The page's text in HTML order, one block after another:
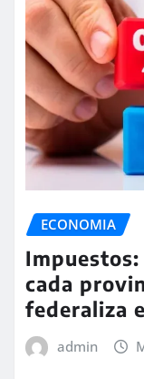
ECONOMIA
cada
federaliza
admin